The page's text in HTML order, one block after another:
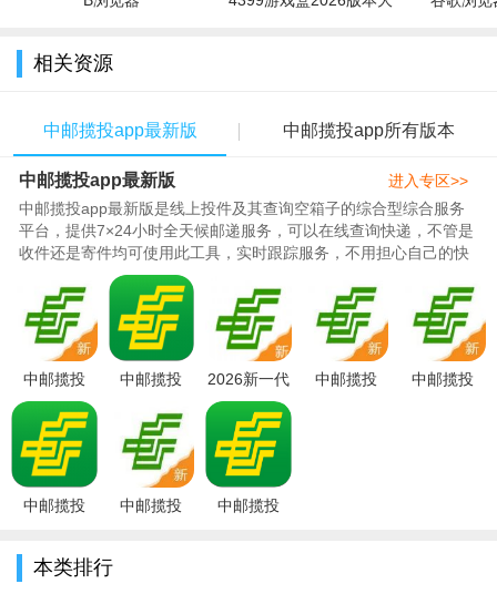
后，再进行妥投操作。
上述邮件，如有到付或者代货时。如需要修改金额，点击修
需其他支付，选择下拉框对应的支付方式。
5.如需拍照、电子签收、身份验证等功能，点击下方对应的按
钮。
6.点击确认提交进行妥投操作。
相关资源
中邮揽投app最新版 中邮揽投app所有版本
中邮揽投app最新版
中邮揽投app最新版是线上投件及其查询空箱子的综合型综合服务
平台，提供7×24小时全天候邮递服务，可以在线查询快递，不管是
收件还是寄件均可使用此工具，实时跟踪服务，不用担心自己的快
件丢失，还能在线办理各类业..
进入专区>>
中邮揽投
app官方下
载最新版
v1.4.67手机
华为
中邮揽投
方最新版本
v1.4.67最新
安
2026新一代
中邮揽投
app官方下
载最新版
v1.4.
中邮揽投
中邮揽投
中邮揽投
费版v1.4.67
中邮揽投
v1.4.67安卓
中邮揽投
本类排行